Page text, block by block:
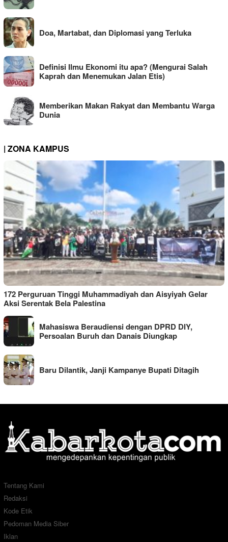
Doa, Martabat, dan Diplomasi yang Terluka
Definisi Ilmu Ekonomi itu apa? (Mengurai Salah
Kaprah dan Menemukan Jalan Etis)
Memberikan Makan Rakyat dan Membantu Warga
Dunia
| ZONA KAMPUS
172 Perguruan Tinggi Muhammadiyah dan Aisyiyah Gelar
Aksi Serentak Bela Palestina
Mahasiswa Beraudiensi dengan DPRD DIY,
Persoalan Buruh dan Danais Diungkap
Baru Dilantik, Janji Kampanye Bupati Ditagih
Tentang Kami
Redaksi
Kode Etik
Pedoman Media Siber
Iklan